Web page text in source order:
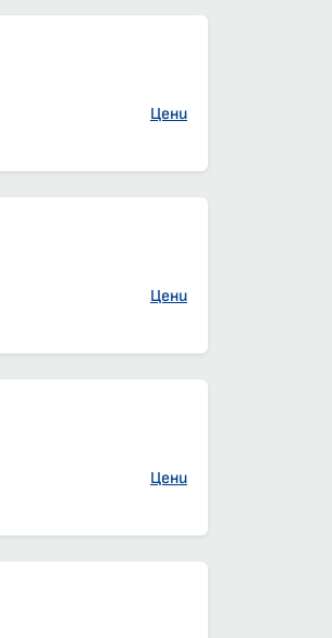
резервация
Цени
резервация
Цени
резервация
Цени